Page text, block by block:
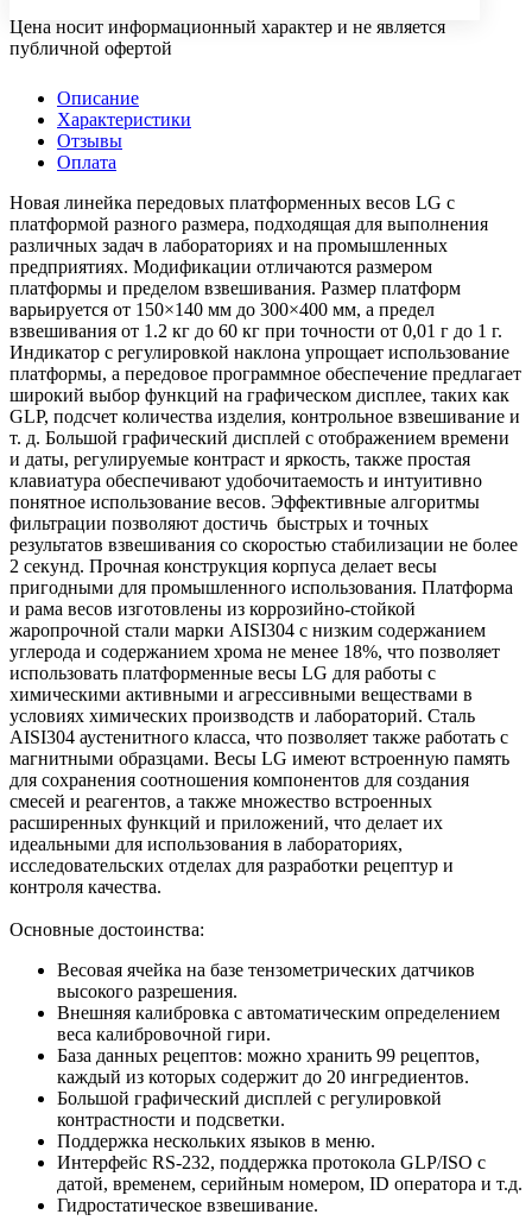
Цена носит информационный характер и не является
публичной офертой
Описание
Характеристики
Отзывы
Оплата
Новая линейка передовых платформенных весов LG с
платформой разного размера, подходящая для выполнения
различных задач в лабораториях и на промышленных
предприятиях. Модификации отличаются размером
платформы и пределом взвешивания. Размер платформ
варьируется от 150×140 мм до 300×400 мм, а предел
взвешивания от 1.2 кг до 60 кг при точности от 0,01 г до 1 г.
Индикатор с регулировкой наклона упрощает использование
платформы, а передовое программное обеспечение предлагает
широкий выбор функций на графическом дисплее, таких как
GLP, подсчет количества изделия, контрольное взвешивание и
т. д. Большой графический дисплей с отображением времени
и даты, регулируемые контраст и яркость, также простая
клавиатура обеспечивают удобочитаемость и интуитивно
понятное использование весов. Эффективные алгоритмы
фильтрации позволяют достичь быстрых и точных
результатов взвешивания со скоростью стабилизации не более
2 секунд. Прочная конструкция корпуса делает весы
пригодными для промышленного использования. Платформа
и рама весов изготовлены из коррозийно-стойкой
жаропрочной стали марки AISI304 с низким содержанием
углерода и содержанием хрома не менее 18%, что позволяет
использовать платформенные весы LG для работы с
химическими активными и агрессивными веществами в
условиях химических производств и лабораторий. Сталь
AISI304 аустенитного класса, что позволяет также работать с
магнитными образцами. Весы LG имеют встроенную память
для сохранения соотношения компонентов для создания
смесей и реагентов, а также множество встроенных
расширенных функций и приложений, что делает их
идеальными для использования в лабораториях,
исследовательских отделах для разработки рецептур и
контроля качества.
Основные достоинства:
Весовая ячейка на базе тензометрических датчиков
высокого разрешения.
Внешняя калибровка с автоматическим определением
веса калибровочной гири.
База данных рецептов: можно хранить 99 рецептов,
каждый из которых содержит до 20 ингредиентов.
Большой графический дисплей с регулировкой
контрастности и подсветки.
Поддержка нескольких языков в меню.
Интерфейс RS-232, поддержка протокола GLP/ISO с
датой, временем, серийным номером, ID оператора и т.д.
Гидростатическое взвешивание.